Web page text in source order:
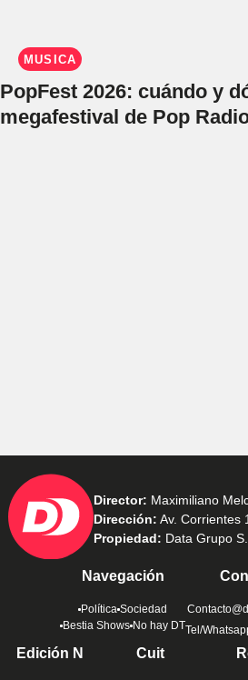
MÚSICA
PopFest 2026: cuándo y
megafestival de Pop
Director: Maximiliano
Dirección: Av. Corrientes
Propiedad: Data Grupo
Navegación
Política Sociedad
Bestia Shows No hay DTTel/
Edición N Cuit